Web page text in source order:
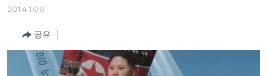
인
프로그램
주파수 안내
2014.10.9
공유